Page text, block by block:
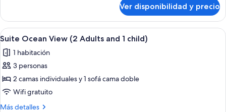
Adults
and
2
children)
Ocean
View
(2
and
2
Ver disponibilidad y precio
Ver
todas
las
fotos
de
Suite
Ocean
Habitación de hotel con cama,
5
Suite Ocean View (2 Adults and 1 child)
1 habitación
3 personas
2 camas individuales y 1 sofá cama doble
Wifi gratuito
Más detalles
Más